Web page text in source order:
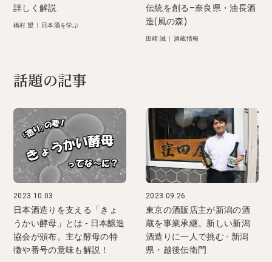
詳しく解説
橋村 望 日本酒を学ぶ
伝統を創る–奈良県・油長酒
造(風の森)
田崎 誠 |酒蔵情報
話題の記事
2023.10.03
日本酒造りを支える「きょ
うかい酵母」とは - 日本醸造
協会が頒布。主な酵母の特
徴や番号の意味も解説！
2023.09.26
東京の酒販店主が新潟の酒
蔵を事業承継。新しい新潟
酒造りに一人で挑む - 新潟
県・越後伝衛門